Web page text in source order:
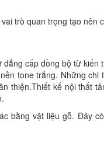
trò quan trọng tạo nên
cấp đồng bộ từ kiến
tone trắng. Những
thiện.Thiết kế nội thất
bằng vật liệu gỗ. Đây